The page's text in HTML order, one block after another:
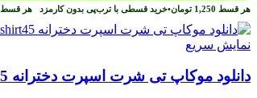
هر قسط 1,250 تومان•خرید قسطی با ترب‌پی بدون کارمزد هر قسط
نمایش سریع
دانلود موکاپ تی شرت اسپرت دخترانه mockup.tshirt45